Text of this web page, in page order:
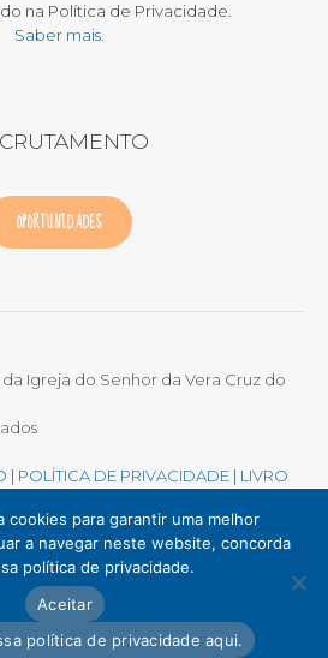
na Política de Privacidade.
Saber mais.
OPORTUNIDADES
Igreja do Senhor da Vera Cruz do
| POLÍTICA DE PRIVACIDADE | LIVRO
Candal
Creche Madalena
Afurada
Lar Padre Alves Correia
cookies para garantir uma melhor
a navegar neste website, concorda
política de privacidade.
Aceitar
política de privacidade aqui.